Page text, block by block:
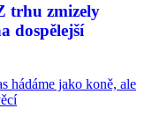
trhu zmizely
dospělejší